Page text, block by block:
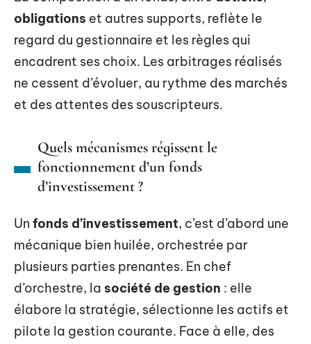
obligations et autres supports, reflète le
regard du gestionnaire et les règles qui
encadrent ses choix. Les arbitrages réalisés
ne cessent d’évoluer, au rythme des marchés
et des attentes des souscripteurs.
Quels mécanismes régissent le
fonctionnement d’un fonds
d’investissement ?
Un fonds d’investissement, c’est d’abord une
mécanique bien huilée, orchestrée par
plusieurs parties prenantes. En chef
d’orchestre, la société de gestion : elle
élabore la stratégie, sélectionne les actifs et
pilote la gestion courante. Face à elle, des